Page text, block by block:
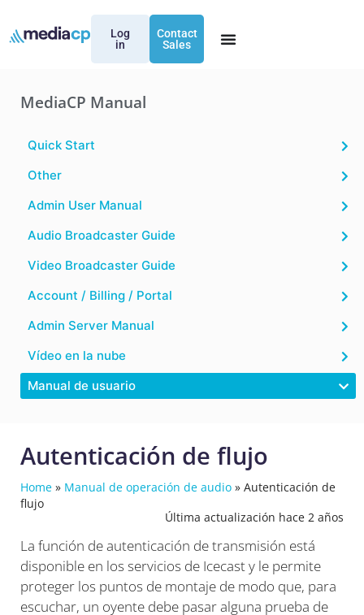
Log
in
Contact
Sales
MediaCP Manual
Quick Start
Other
Admin User Manual
Audio Broadcaster Guide
Video Broadcaster Guide
Account / Billing / Portal
Admin Server Manual
Vídeo en la nube
Manual de usuario
Autenticación de flujo
Home » Manual de operación de audio » Autenticación de
flujo
Última actualización hace 2 años
La función de autenticación de transmisión está
disponible en los servicios de Icecast y le permite
proteger los puntos de montaje de modo que, para
escuchar, un oyente debe pasar alguna prueba de